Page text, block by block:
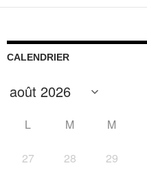
CALENDRIER
L M M
27 28 29